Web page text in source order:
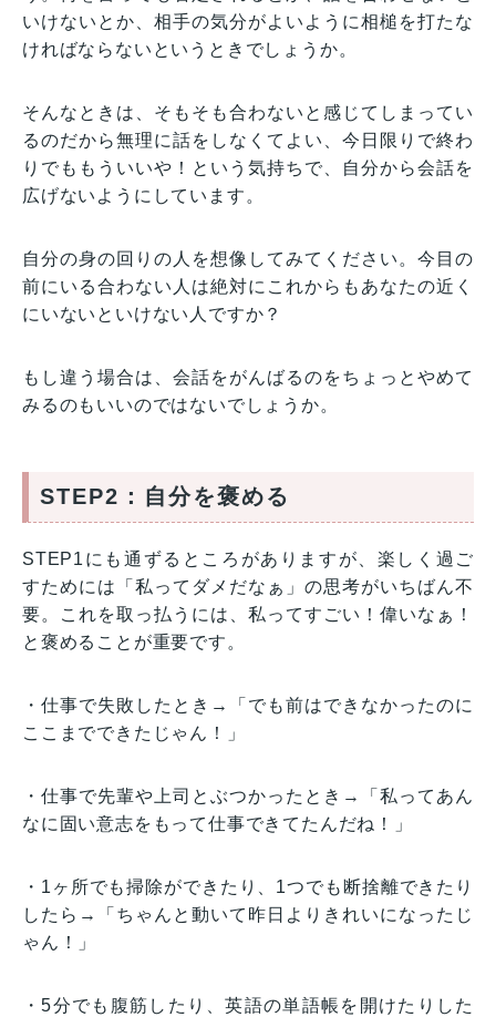
いけないとか、相手の気分がよいように相槌を打たな
ければならないというときでしょうか。
そんなときは、そもそも合わないと感じてしまってい
るのだから無理に話をしなくてよい、今日限りで終わ
りでももういいや！という気持ちで、自分から会話を
広げないようにしています。
自分の身の回りの人を想像してみてください。今目の
前にいる合わない人は絶対にこれからもあなたの近く
にいないといけない人ですか？
もし違う場合は、会話をがんばるのをちょっとやめて
みるのもいいのではないでしょうか。
STEP2：自分を褒める
STEP1にも通ずるところがありますが、楽しく過ご
すためには「私ってダメだなぁ」の思考がいちばん不
要。これを取っ払うには、私ってすごい！偉いなぁ！
と褒めることが重要です。
・仕事で失敗したとき→「でも前はできなかったのに
ここまでできたじゃん！」
・仕事で先輩や上司とぶつかったとき→「私ってあん
なに固い意志をもって仕事できてたんだね！」
・1ヶ所でも掃除ができたり、1つでも断捨離できたり
したら→「ちゃんと動いて昨日よりきれいになったじ
ゃん！」
・5分でも腹筋したり、英語の単語帳を開けたりした